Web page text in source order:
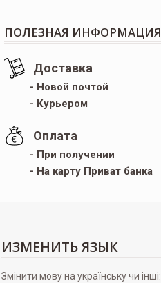
ПОЛЕЗНАЯ ИНФОРМАЦИЯ
Доставка
- Новой почтой
- Курьером
Оплата
- При получении
- На карту Приват банка
ИЗМЕНИТЬ ЯЗЫК
Змінити мову на українську чи інші: